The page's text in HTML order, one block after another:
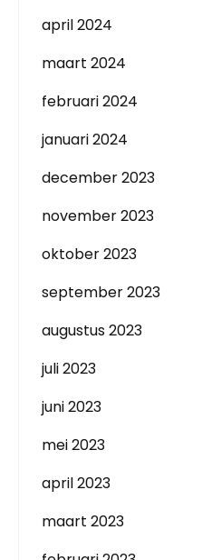
april 2024
maart 2024
februari 2024
januari 2024
december 2023
november 2023
oktober 2023
september 2023
augustus 2023
juli 2023
juni 2023
mei 2023
april 2023
maart 2023